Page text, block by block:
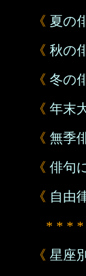
《 夏の
《 秋の
《 冬の
《 年末
《 無季
《 俳句
《 自由
* * * *
《 星座